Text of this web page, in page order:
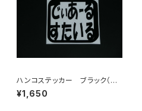
ハンコステッカー ブラック（艶
あり・艶なし）
¥1,650